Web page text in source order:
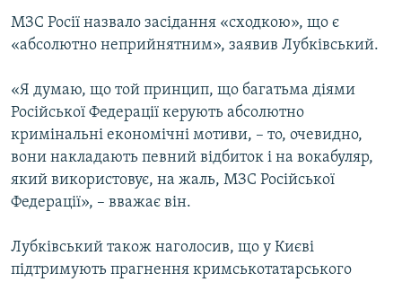
УКРАЇНСЬКА ПРОБЛЕМА КРИМУ
Qırımtatar
Усі сайти RFE/RL
МЗС Росії назвало засідання «сходкою», що є
«абсолютно неприйнятним», заявив Лубківський.
«Я думаю, що той принцип, що багатьма діями
Російської Федерації керують абсолютно
кримінальні економічні мотиви, – то, очевидно,
вони накладають певний відбиток і на вокабуляр,
який використовує, на жаль, МЗС Російської
Федерації», – вважає він.
Лубківський також наголосив, що у Києві
підтримують прагнення кримськотатарського